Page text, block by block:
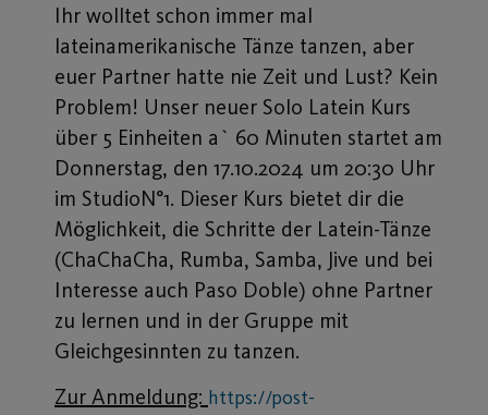
Ihr wolltet schon immer mal
lateinamerikanische Tänze tanzen, aber
euer Partner hatte nie Zeit und Lust? Kein
Problem! Unser neuer Solo Latein Kurs
über 5 Einheiten a` 60 Minuten startet am
Donnerstag, den 17.10.2024 um 20:30 Uhr
im StudioN°1. Dieser Kurs bietet dir die
Möglichkeit, die Schritte der Latein-Tänze
(ChaChaCha, Rumba, Samba, Jive und bei
Interesse auch Paso Doble) ohne Partner
zu lernen und in der Gruppe mit
Gleichgesinnten zu tanzen.
Zur Anmeldung: https://post-